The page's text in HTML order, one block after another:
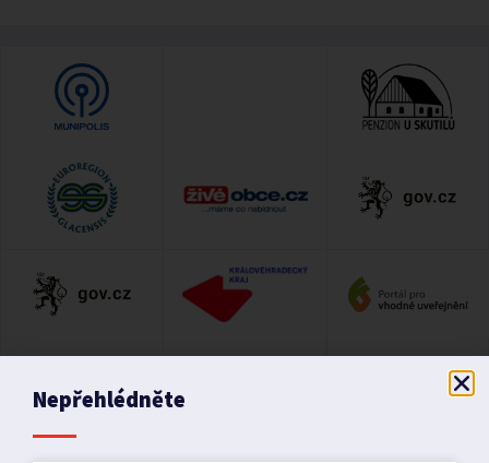
Nepřehlédněte